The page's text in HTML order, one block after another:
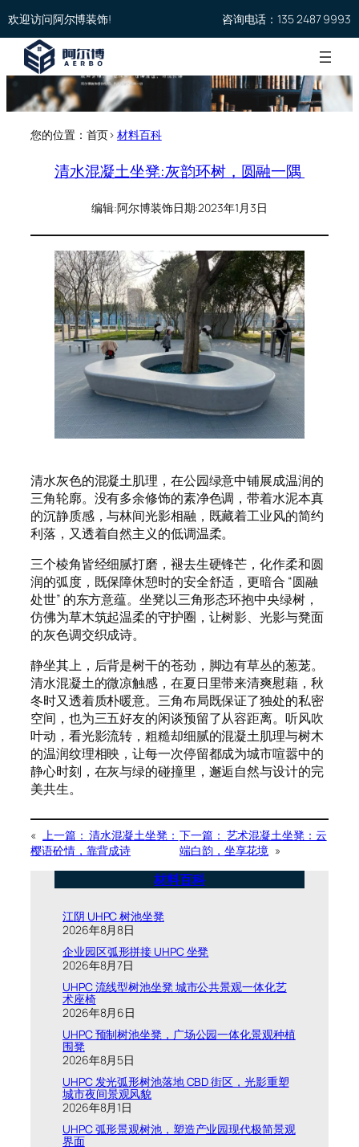
欢迎访问阿尔博装饰! 咨询电话：135 2487 9993
您的位置：首页>材料百科
清水混凝土坐凳:灰韵环树，圆融一隅
编辑:阿尔博装饰日期:2023年1月3日
清水灰色的混凝土肌理，在公园绿意中铺展成温润的
三角轮廓。没有多余修饰的素净色调，带着水泥本真
的沉静质感，与林间光影相融，既藏着工业风的简约
利落，又透着自然主义的低调温柔。
三个棱角皆经细腻打磨，褪去生硬锋芒，化作柔和圆
润的弧度，既保障休憩时的安全舒适，更暗合 “圆融
处世” 的东方意蕴。坐凳以三角形态环抱中央绿树，
仿佛为草木筑起温柔的守护圈，让树影、光影与凳面
的灰色调交织成诗。
静坐其上，后背是树干的苍劲，脚边有草丛的葱茏。
清水混凝土的微凉触感，在夏日里带来清爽慰藉，秋
冬时又透着质朴暖意。三角布局既保证了独处的私密
空间，也为三五好友的闲谈预留了从容距离。听风吹
叶动，看光影流转，粗糙却细腻的混凝土肌理与树木
的温润纹理相映，让每一次停留都成为城市喧嚣中的
静心时刻，在灰与绿的碰撞里，邂逅自然与设计的完
美共生。
« 上一篇： 清水混凝土坐凳：
樱语砼情，靠背成诗
下一篇： 艺术混凝土坐凳：云
端白韵，坐享花境 »
材料百科
江阴 UHPC 树池坐凳
2026年8月8日
企业园区弧形拼接 UHPC 坐凳
2026年8月7日
UHPC 流线型树池坐凳 城市公共景观一体化艺
术座椅
2026年8月6日
UHPC 预制树池坐凳，广场公园一体化景观种植
围凳
2026年8月5日
UHPC 发光弧形树池落地 CBD 街区，光影重塑
城市夜间景观风貌
2026年8月1日
UHPC 弧形景观树池，塑造产业园现代极简景观
界面